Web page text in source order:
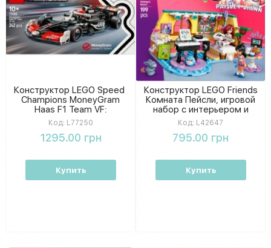
Конструктор LEGO Speed ​​
Champions MoneyGram
Haas F1 Team VF:
развивающий набор
гоночного болида
Формулы-1 в коробке
Код: L77250
1295.00 грн
Купить
Конструктор LEGO Friends
Комната Пейсли, игровой
набор с интерьером и
мини-фигурками для
детей
Код: L42647
795.00 грн
Купить